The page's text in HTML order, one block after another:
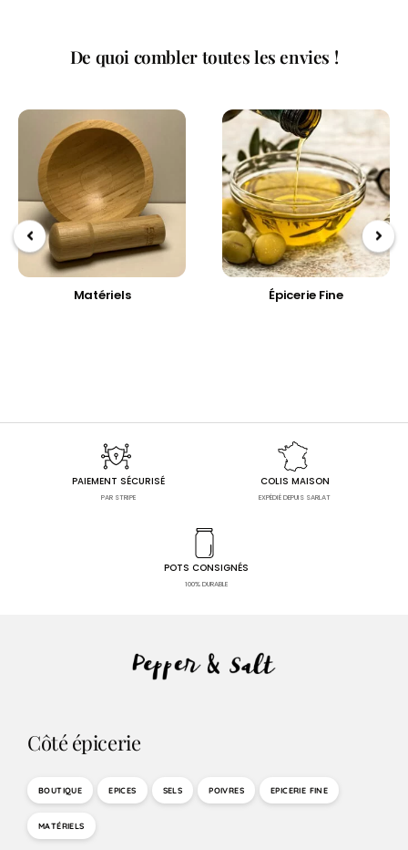
De quoi combler toutes les envies !
Matériels Épicerie Fine
PAIEMENT SÉCURISÉ
PAR STRIPE
COLIS MAISON
EXPÉDIÉ DEPUIS SARLAT
POTS CONSIGNÉS
100% DURABLE
Côté épicerie
BOUTIQUE EPICES SELS POIVRES EPICERIE FINE
MATÉRIELS